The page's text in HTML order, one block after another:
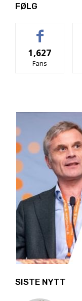
FØLG
1,627
Fans
SISTE NYTT